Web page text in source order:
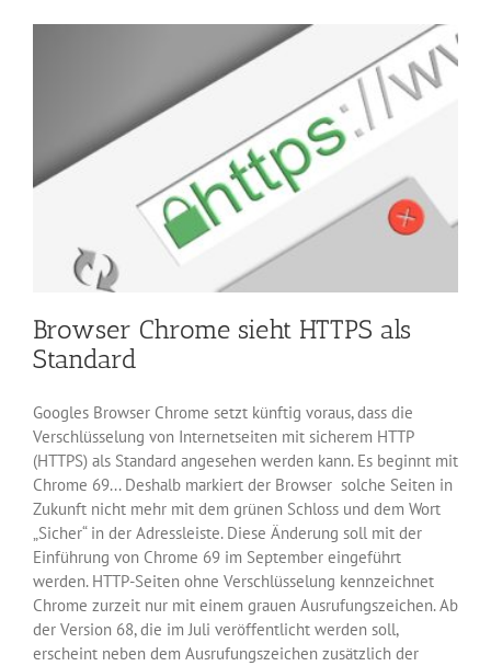
Seiten
unsicher
Browser Chrome sieht HTTPS als
Standard
Googles Browser Chrome setzt künftig voraus, dass die
Verschlüsselung von Internetseiten mit sicherem HTTP
(HTTPS) als Standard angesehen werden kann. Es beginnt mit
Chrome 69... Deshalb markiert der Browser solche Seiten in
Zukunft nicht mehr mit dem grünen Schloss und dem Wort
„Sicher“ in der Adressleiste. Diese Änderung soll mit der
Einführung von Chrome 69 im September eingeführt
werden. HTTP-Seiten ohne Verschlüsselung kennzeichnet
Chrome zurzeit nur mit einem grauen Ausrufungszeichen. Ab
der Version 68, die im Juli veröffentlicht werden soll,
erscheint neben dem Ausrufungszeichen zusätzlich der